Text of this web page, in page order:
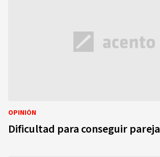
OPINIÓN
Dificultad para conseguir pareja